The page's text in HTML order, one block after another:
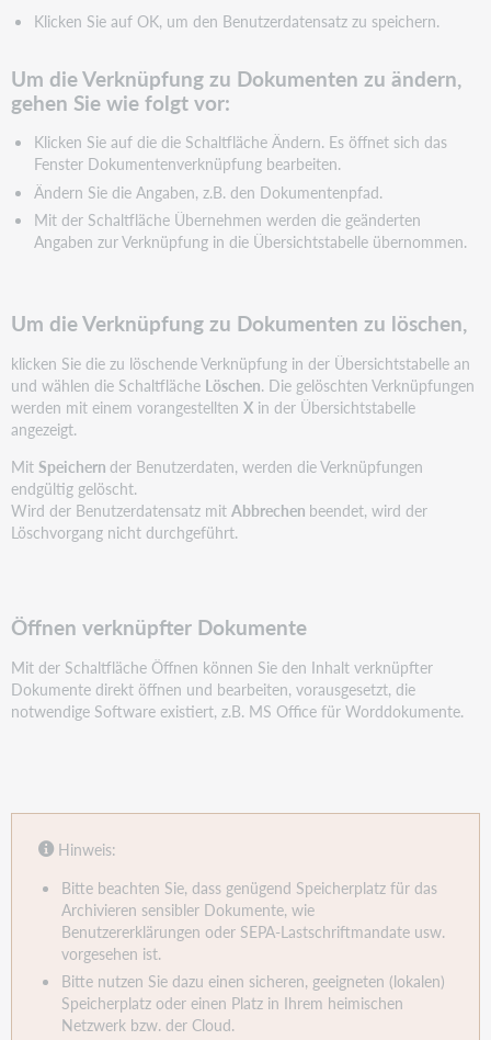
Klicken Sie auf OK, um den Benutzerdatensatz zu speichern.
Um die Verknüpfung zu Dokumenten zu ändern,
gehen Sie wie folgt vor:
Klicken Sie auf die die Schaltfläche Ändern. Es öffnet sich das
Fenster Dokumentenverknüpfung bearbeiten.
Ändern Sie die Angaben, z.B. den Dokumentenpfad.
Mit der Schaltfläche Übernehmen werden die geänderten
Angaben zur Verknüpfung in die Übersichtstabelle übernommen.
Um die Verknüpfung zu Dokumenten zu löschen,
klicken Sie die zu löschende Verknüpfung in der Übersichtstabelle an
und wählen die Schaltfläche Löschen. Die gelöschten Verknüpfungen
werden mit einem vorangestelltenX in der Übersichtstabelle
angezeigt.
Mit Speichernder Benutzerdaten, werden die Verknüpfungen
endgültig gelöscht.
Wird der Benutzerdatensatz mitAbbrechen beendet, wird der
Löschvorgang nicht durchgeführt.
Öffnen verknüpfter Dokumente
Mit der Schaltfläche Öffnen können Sie den Inhalt verknüpfter
Dokumente direkt öffnen und bearbeiten, vorausgesetzt, die
notwendige Software existiert, z.B. MS Office für Worddokumente.
Hinweis:
Bitte beachten Sie, dass genügend Speicherplatz für das
Archivieren sensibler Dokumente, wie
Benutzererklärungen oder SEPA-Lastschriftmandate usw.
vorgesehen ist.
Bitte nutzen Sie dazu einen sicheren, geeigneten (lokalen)
Speicherplatz oder einen Platz in Ihrem heimischen
Netzwerk bzw. der Cloud.